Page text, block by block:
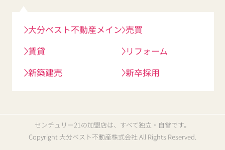
大分ベスト不動産メイン
賃貸
新築建売
売買
リフォーム
新卒採用
センチュリー21の加盟店は、すべて独立・自営です。
Copyright 大分ベスト不動産株式会社 All Rights Reserved.